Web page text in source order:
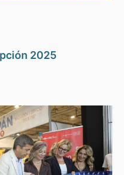
2025